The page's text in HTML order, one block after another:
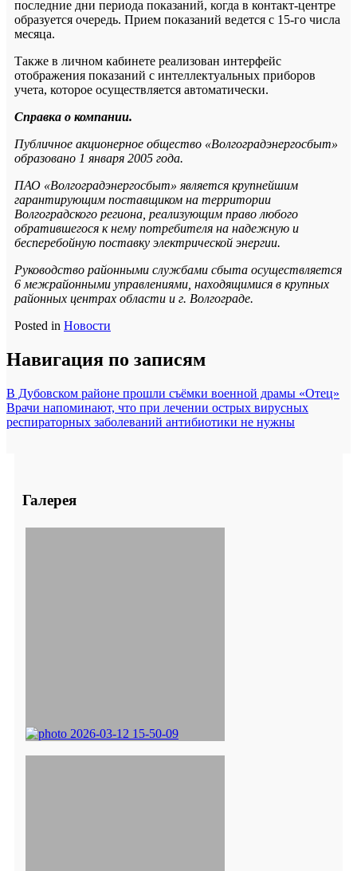
последние дни периода показаний, когда в контакт-центре
образуется очередь. Прием показаний ведется с 15-го числа
месяца.
Также в личном кабинете реализован интерфейс
отображения показаний с интеллектуальных приборов
учета, которое осуществляется автоматически.
Справка о компании.
Публичное акционерное общество «Волгоградэнергосбыт»
образовано 1 января 2005 года.
ПАО «Волгоградэнергосбыт» является крупнейшим
гарантирующим поставщиком на территории
Волгоградского региона, реализующим право любого
обратившегося к нему потребителя на надежную и
бесперебойную поставку электрической энергии.
Руководство районными службами сбыта осуществляется
6 межрайонными управлениями, находящимися в крупных
районных центрах области и г. Волгограде.
Posted in Новости
Навигация по записям
В Дубовском районе прошли съёмки военной драмы «Отец»
Врачи напоминают, что при лечении острых вирусных
респираторных заболеваний антибиотики не нужны
Галерея